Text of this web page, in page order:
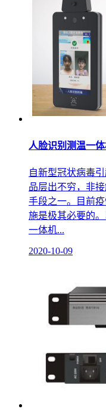
人脸识别测温一
自新型冠状病毒
品层出不穷，非
手段之一。目前
施是极其必要的
一体机...
2020-10-09